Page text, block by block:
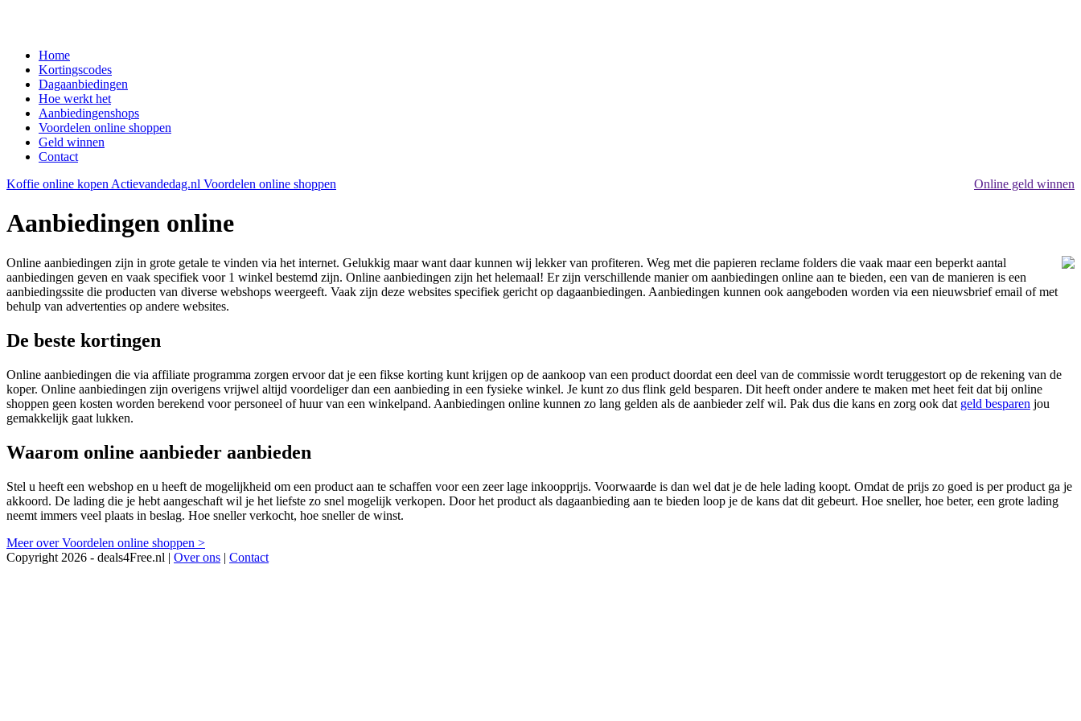
Home
Kortingscodes
Dagaanbiedingen
Hoe werkt het
Aanbiedingenshops
Voordelen online shoppen
Geld winnen
Contact
Koffie online kopen Actievandedag.nl Online geld winnen
Voordelen online shoppen
Aanbiedingen online
Online aanbiedingen zijn in grote getale te vinden via het internet. Gelukkig maar want daar kunnen wij lekker van profiteren. Weg met die papieren reclame folders die vaak maar een beperkt aantal
aanbiedingen geven en vaak specifiek voor 1 winkel bestemd zijn. Online aanbiedingen zijn het helemaal! Er zijn verschillende manier om aanbiedingen online aan te bieden, een van de manieren is een
aanbiedingssite die producten van diverse webshops weergeeft. Vaak zijn deze websites specifiek gericht op dagaanbiedingen. Aanbiedingen kunnen ook aangeboden worden via een nieuwsbrief email of met
behulp van advertenties op andere websites.
De beste kortingen
Online aanbiedingen die via affiliate programma zorgen ervoor dat je een fikse korting kunt krijgen op de aankoop van een product doordat een deel van de commissie wordt teruggestort op de rekening van de
koper. Online aanbiedingen zijn overigens vrijwel altijd voordeliger dan een aanbieding in een fysieke winkel. Je kunt zo dus flink geld besparen. Dit heeft onder andere te maken met heet feit dat bij online
shoppen geen kosten worden berekend voor personeel of huur van een winkelpand. Aanbiedingen online kunnen zo lang gelden als de aanbieder zelf wil. Pak dus die kans en zorg ook dat geld besparen jou
gemakkelijk gaat lukken.
Waarom online aanbieder aanbieden
Stel u heeft een webshop en u heeft de mogelijkheid om een product aan te schaffen voor een zeer lage inkoopprijs. Voorwaarde is dan wel dat je de hele lading koopt. Omdat de prijs zo goed is per product ga je
akkoord. De lading die je hebt aangeschaft wil je het liefste zo snel mogelijk verkopen. Door het product als dagaanbieding aan te bieden loop je de kans dat dit gebeurt. Hoe sneller, hoe beter, een grote lading
neemt immers veel plaats in beslag. Hoe sneller verkocht, hoe sneller de winst.
Meer over Voordelen online shoppen >
Copyright 2026 - deals4Free.nl | Over ons | Contact